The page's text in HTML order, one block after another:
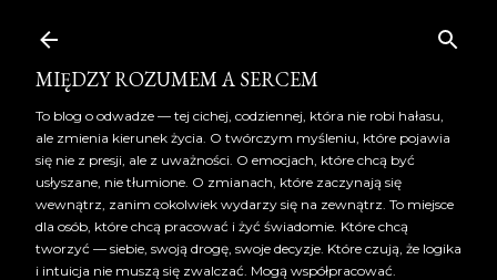
MIĘDZY ROZUMEM A SERCEM
To blog o odwadze — tej cichej, codziennej, która nie robi hałasu,
ale zmienia kierunek życia. O twórczym myśleniu, które pojawia
się nie z presji, ale z uważności. O emocjach, które chcą być
usłyszane, nie tłumione. O zmianach, które zaczynają się
wewnątrz, zanim cokolwiek wydarzy się na zewnątrz. To miejsce
dla osób, które chcą pracować i żyć świadomie. Które chcą
tworzyć — siebie, swoją drogę, swoje decyzje. Które czują, że logika
i intuicja nie muszą się zwalczać. Mogą współpracować.